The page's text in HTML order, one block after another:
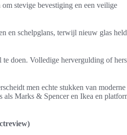
stevige bevestiging en een veilige
en schelpglans, terwijl nieuw glas
doen. Volledige hervergulding of
men echte stukken van moderne
Marks & Spencer en Ikea en